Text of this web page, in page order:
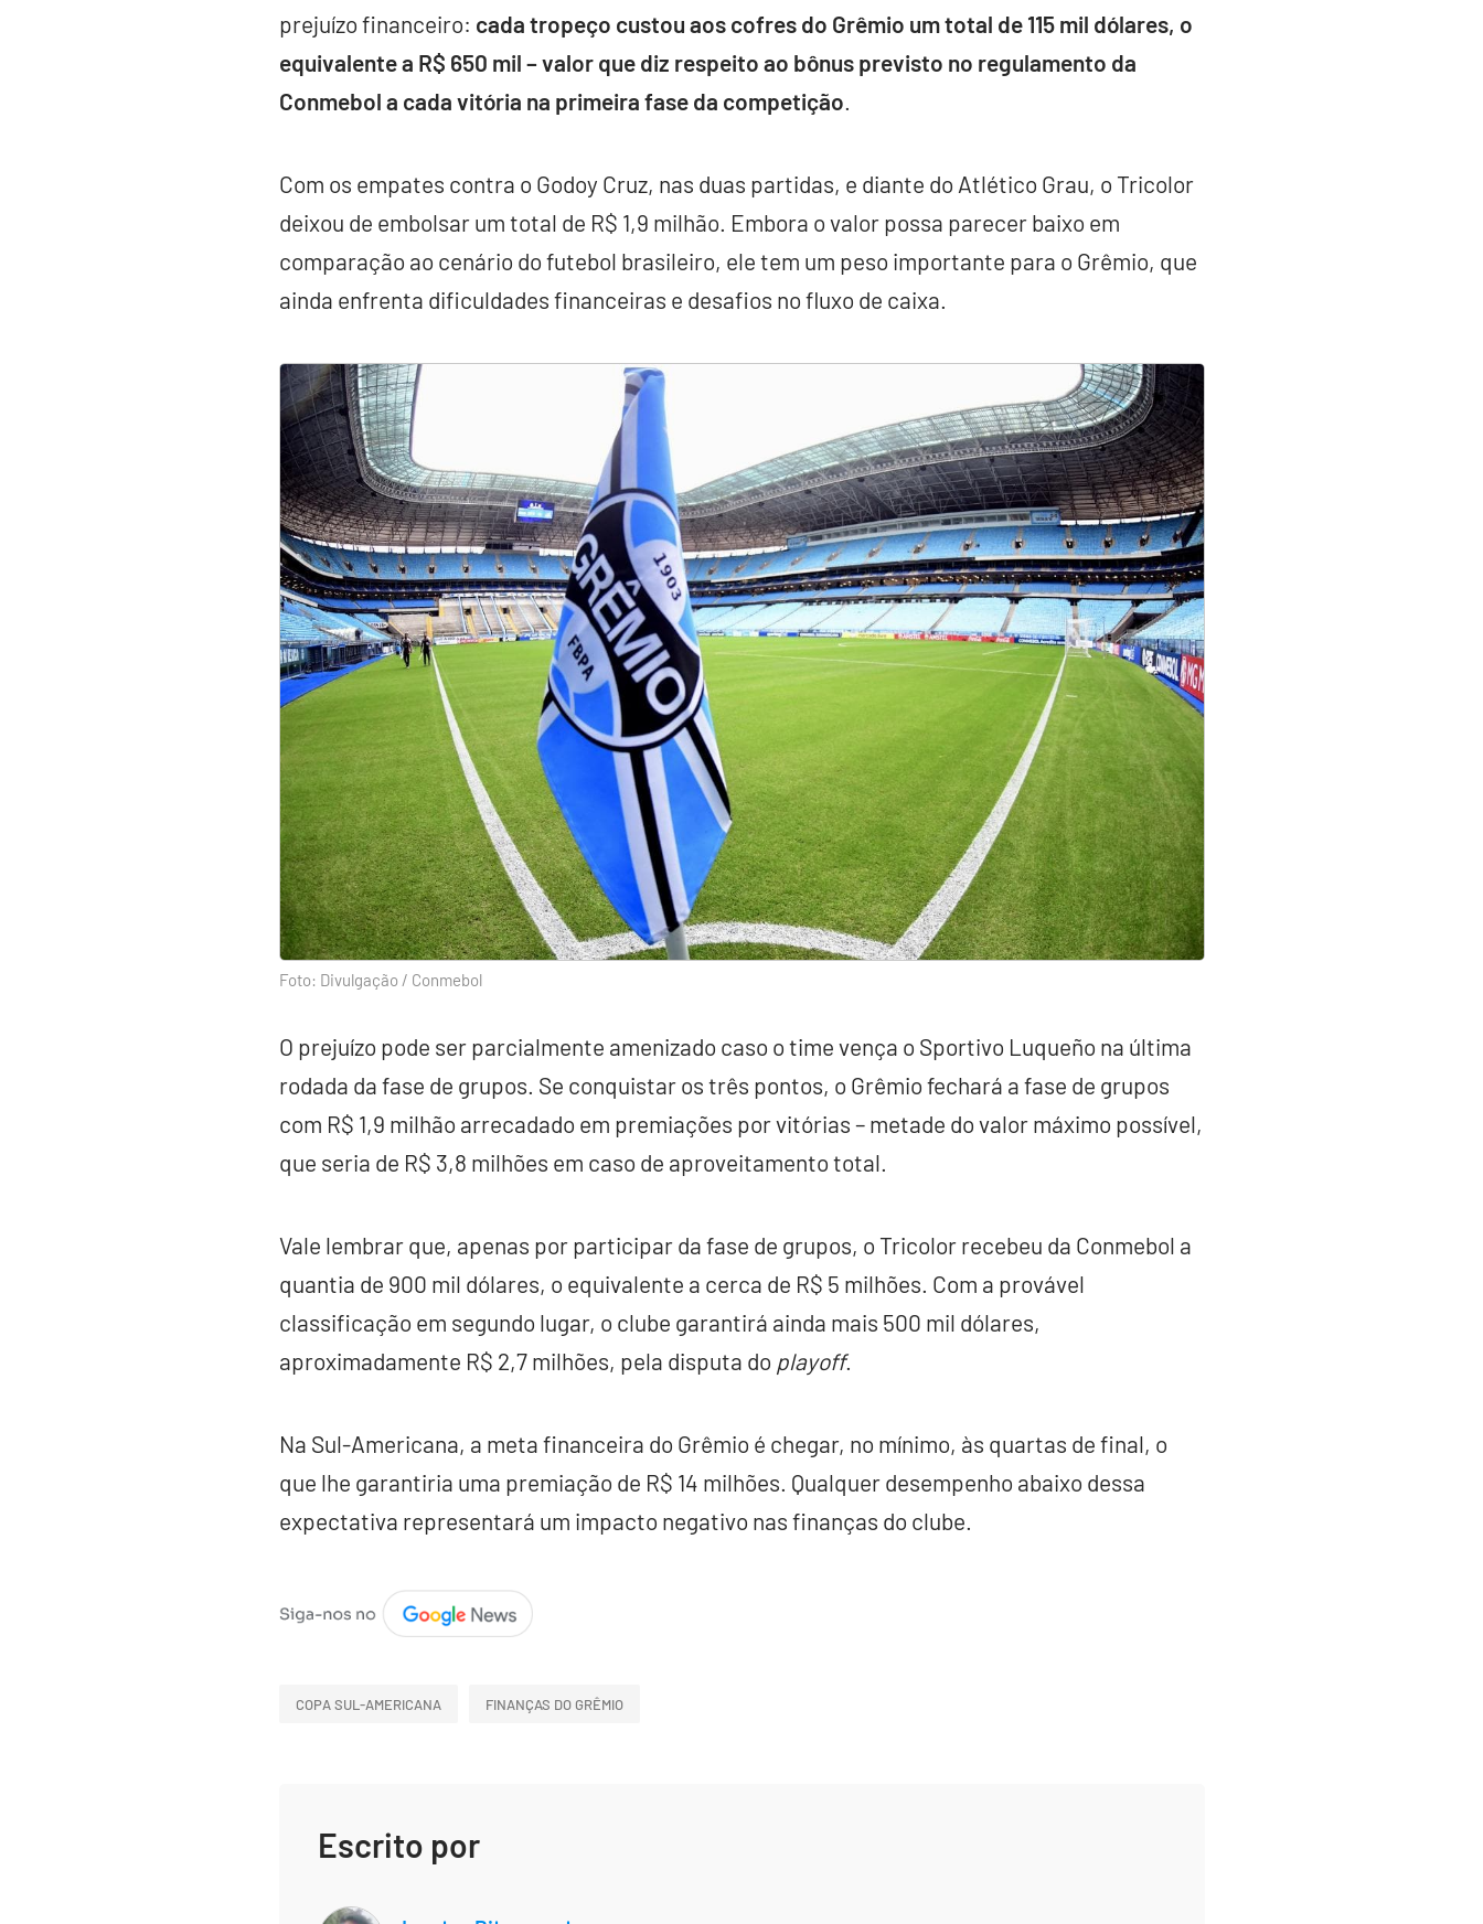
prejuízo financeiro: cada tropeço custou aos cofres do Grêmio um total de 115 mil dólares, o
equivalente a R$ 650 mil – valor que diz respeito ao bônus previsto no regulamento da
Conmebol a cada vitória na primeira fase da competição
Com os empates contra o Godoy Cruz, nas duas partidas, e diante do Atlético Grau, o Tricolor
deixou de embolsar um total de R$ 1,9 milhão. Embora o valor possa parecer baixo em
comparação ao cenário do futebol brasileiro, ele tem um peso importante para o Grêmio, que
ainda enfrenta dificuldades financeiras e desafios no fluxo de caixa.
Foto: Divulgação / Conmebol
O prejuízo pode ser parcialmente amenizado caso o time vença o Sportivo Luqueño na última
rodada da fase de grupos. Se conquistar os três pontos, o Grêmio fechará a fase de grupos
com R$ 1,9 milhão arrecadado em premiações por vitórias – metade do valor máximo possível,
que seria de R$ 3,8 milhões em caso de aproveitamento total.
Vale lembrar que, apenas por participar da fase de grupos, o Tricolor recebeu da Conmebol a
quantia de 900 mil dólares, o equivalente a cerca de R$ 5 milhões. Com a provável
classificação em segundo lugar, o clube garantirá ainda mais 500 mil dólares,
aproximadamente R$ 2,7 milhões, pela disputa do playoff.
Na Sul-Americana, a meta financeira do Grêmio é chegar, no mínimo, às quartas de final, o
que lhe garantiria uma premiação de R$ 14 milhões. Qualquer desempenho abaixo dessa
expectativa representará um impacto negativo nas finanças do clube.
COPA SUL-AMERICANA FINANÇAS DO GRÊMIO
Escrito por